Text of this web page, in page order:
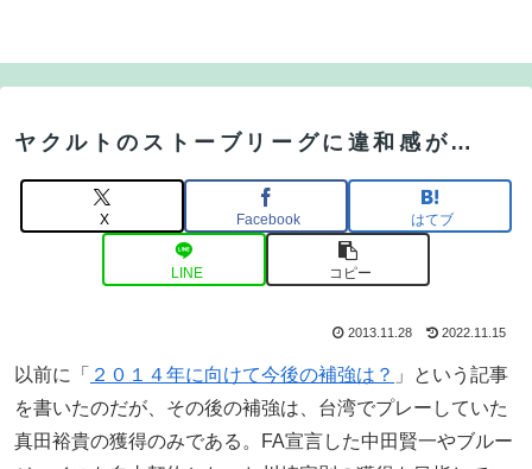
ヤクルトのストーブリーグに違和感が…
X Facebook はてブ
LINE コピー
2013.11.28 2022.11.15
以前に「 ２０１４年に向けて今後の補強は？ 」という記事
を書いたのだが、その後の補強は、台湾でプレーしていた
真田裕貴の獲得のみである。FA宣言した中田賢一やブルー